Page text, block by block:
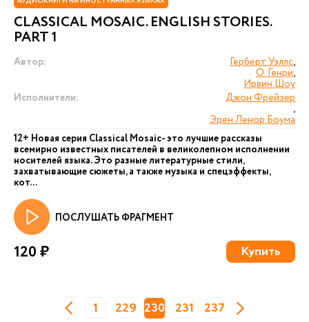
CLASSICAL MOSAIC. ENGLISH STORIES.
PART 1
Автор: Герберт Уэллс,
О. Генри,
Ирвин Шоу
Исполнители:
Джон Фрейзер
,
Эрен Ленор Боума
12+ Новая серия Сlassical Mosaic- это лучшие рассказы
всемирно известных писателей в великолепном исполнении
носителей языка. Это разные литературные стили,
захватывающие сюжеты, а также музыка и спецэффекты,
кот...
ПОСЛУШАТЬ ФРАГМЕНТ
120 ₽ Купить
1 229 230 231 237